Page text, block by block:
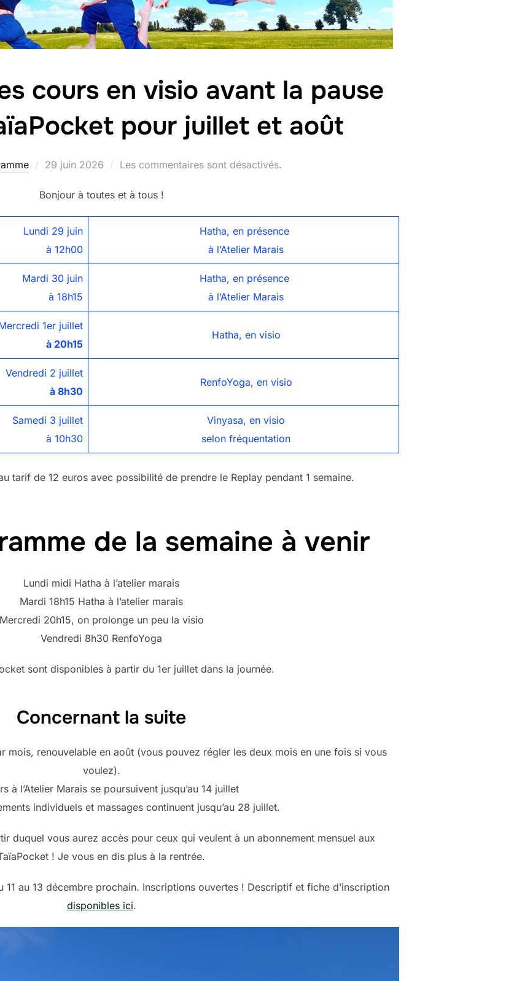
cours en visio avant la pause
pour juillet et août
Publié
29 juin 2026 Les commentaires sont désactivés.
Bonjour à toutes et à tous !
Lundi 29 juin
à 12h00
Hatha, en présence
à l’Atelier Marais
Mardi 30 juin
à 18h15
Hatha, en présence
à l’Atelier Marais
1er juillet
à 20h15
Hatha, en visio
Vendredi 2 juillet
à 8h30
RenfoYoga, en visio
Samedi 3 juillet
à 10h30
Vinyasa, en visio
selon fréquentation
tarif de 12 euros avec possibilité de prendre le Replay pendant 1 semaine.
de la semaine à venir
Lundi midi Hatha à l’atelier marais
Mardi 18h15 Hatha à l’atelier marais
Mercredi 20h15, on prolonge un peu la visio
Vendredi 8h30 RenfoYoga
sont disponibles à partir du 1er juillet dans la journée.
Concernant la suite
mois, renouvelable en août (vous pouvez régler les deux mois en une fois si vous
voulez).
à l’Atelier Marais se poursuivent jusqu’au 14 juillet
individuels et massages continuent jusqu’au 28 juillet.
duquel vous aurez accès pour ceux qui veulent à un abonnement mensuel aux
! Je vous en dis plus à la rentrée.
11 au 13 décembre prochain. Inscriptions ouvertes ! Descriptif et fiche d’inscription
disponibles ici.